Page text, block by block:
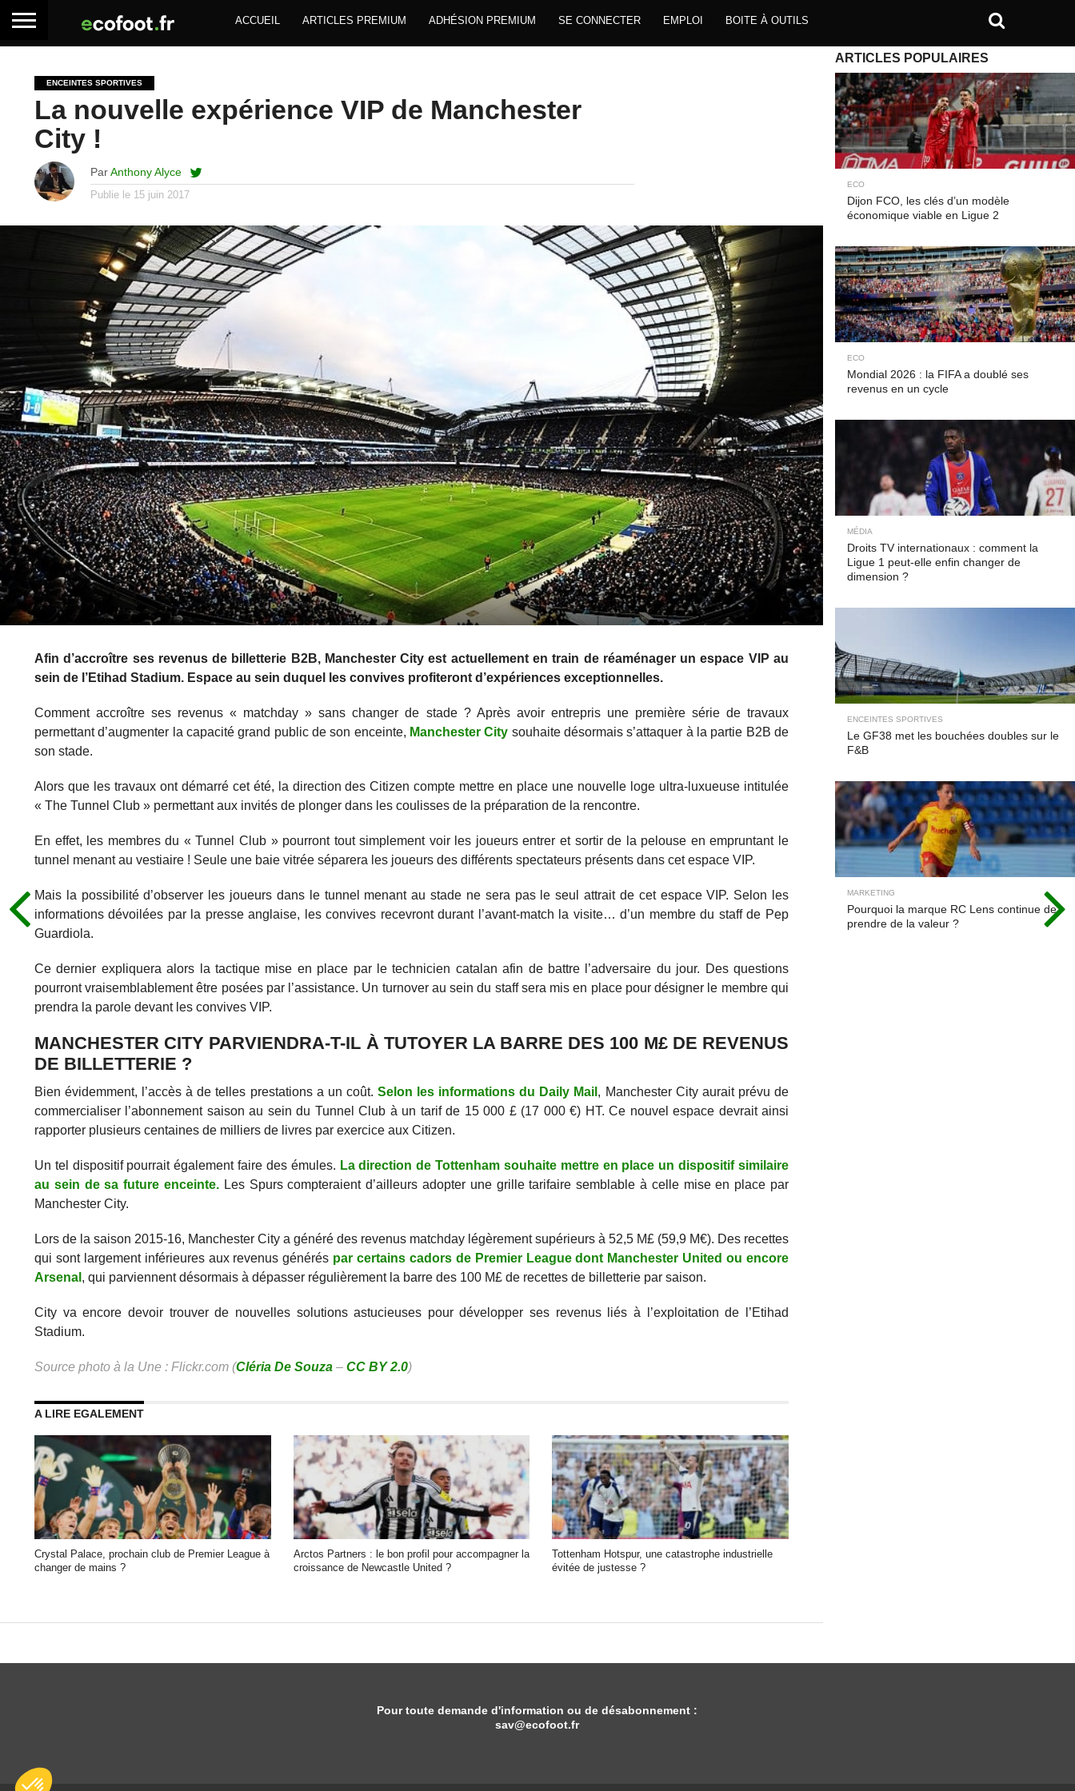
ACCUEIL ARTICLES PREMIUM ADHÉSION PREMIUM SE CONNECTER EMPLOI BOITE À OUTILS
ENCEINTES SPORTIVES
La nouvelle expérience VIP de Manchester
City !
ParAnthony Alyce
Publie le 15 juin 2017
Afin d’accroître ses revenus de billetterie B2B, Manchester City est actuellement en train de réaménager un espace VIP au
sein de l’Etihad Stadium. Espace au sein duquel les convives profiteront d’expériences exceptionnelles.
Comment accroître ses revenus « matchday » sans changer de stade ? Après avoir entrepris une première série de travaux
permettant d’augmenter la capacité grand public de son enceinte, Manchester City souhaite désormais s’attaquer à la partie B2B de
son stade.
Alors que les travaux ont démarré cet été, la direction des Citizen compte mettre en place une nouvelle loge ultra-luxueuse intitulée
« The Tunnel Club » permettant aux invités de plonger dans les coulisses de la préparation de la rencontre.
En effet, les membres du « Tunnel Club » pourront tout simplement voir les joueurs entrer et sortir de la pelouse en empruntant le
tunnel menant au vestiaire ! Seule une baie vitrée séparera les joueurs des différents spectateurs présents dans cet espace VIP.
Mais la possibilité d’observer les joueurs dans le tunnel menant au stade ne sera pas le seul attrait de cet espace VIP. Selon les
informations dévoilées par la presse anglaise, les convives recevront durant l’avant-match la visite… d’un membre du staff de Pep
Guardiola.
Ce dernier expliquera alors la tactique mise en place par le technicien catalan afin de battre l’adversaire du jour. Des questions
pourront vraisemblablement être posées par l’assistance. Un turnover au sein du staff sera mis en place pour désigner le membre qui
prendra la parole devant les convives VIP.
MANCHESTER CITY PARVIENDRA-T-IL À TUTOYER LA BARRE DES 100 M£ DE REVENUS
DE BILLETTERIE ?
Bien évidemment, l’accès à de telles prestations a un coût. Selon les informations du Daily Mail , Manchester City aurait prévu de
commercialiser l’abonnement saison au sein du Tunnel Club à un tarif de 15 000 £ (17 000 €) HT. Ce nouvel espace devrait ainsi
rapporter plusieurs centaines de milliers de livres par exercice aux Citizen.
Un tel dispositif pourrait également faire des émules. La direction de Tottenham souhaite mettre en place un dispositif similaire
au sein de sa future enceinte.Les Spurs compteraient d’ailleurs adopter une grille tarifaire semblable à celle mise en place par
Manchester City.
Lors de la saison 2015-16, Manchester City a généré des revenus matchday légèrement supérieurs à 52,5 M£ (59,9 M€). Des recettes
qui sont largement inférieures aux revenus générés par certains cadors de Premier League dont Manchester United ou encore
Arsenal , qui parviennent désormais à dépasser régulièrement la barre des 100 M£ de recettes de billetterie par saison.
City va encore devoir trouver de nouvelles solutions astucieuses pour développer ses revenus liés à l’exploitation de l’Etihad
Stadium.
Source photo à la Une : Flickr.com (Cléria De Souza– CC BY 2.0)
A LIRE EGALEMENT
Crystal Palace, prochain club de Premier League à
changer de mains ?
Arctos Partners : le bon profil pour accompagner la
croissance de Newcastle United ?
Tottenham Hotspur, une catastrophe industrielle
évitée de justesse ?
ARTICLES POPULAIRES
ECO
Dijon FCO, les clés d’un modèle
économique viable en Ligue 2
ECO
Mondial 2026 : la FIFA a doublé ses
revenus en un cycle
MÉDIA
Droits TV internationaux : comment la
Ligue 1 peut-elle enfin changer de
dimension ?
ENCEINTES SPORTIVES
Le GF38 met les bouchées doubles sur le
F&B
MARKETING
Pourquoi la marque RC Lens continue de
prendre de la valeur ?
Pour toute demande d'information ou de désabonnement :
sav@ecofoot.fr